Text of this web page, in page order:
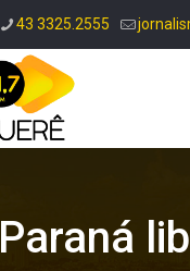
43 3325.2555
Paraná